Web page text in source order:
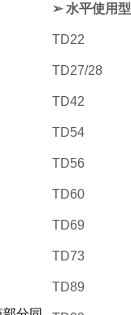
➢ 水平使用型
TD22
TD27/28
TD42
TD54
TD56
TD60
TD69
TD73
TD89